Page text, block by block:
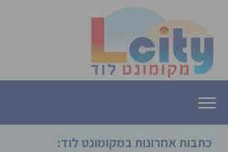
תפריט
כתבות אחרונות במקומונט לוד: